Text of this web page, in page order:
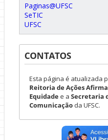
Paginas@UFSC
SeTIC
UFSC
CONTATOS
Esta página é atualizada
Reitoria de Ações
Equidadee a Secretaria
Comunicação da UFSC.